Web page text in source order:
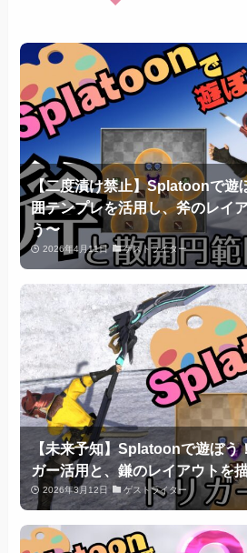
【二度漬け禁止】Splatoonで遊
囲テンプレを活用し、斧のレイ
う〜
2026年4月11日 ゲストライター
【未来予知】Splatoonで遊ぼう
ガー活用と、鎌のレイアウトを
2026年3月12日 ゲストライター